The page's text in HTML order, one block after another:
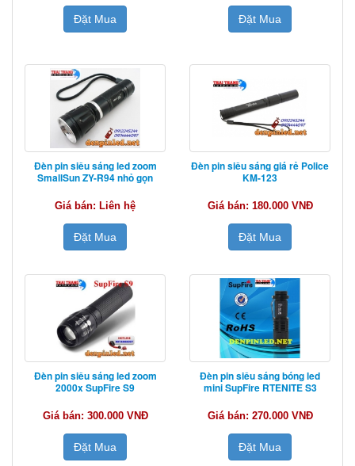
Đặt Mua Đặt Mua
Đèn pin siêu sáng led zoom
SmallSun ZY-R94 nhỏ gọn
Giá bán: Liên hệ
Đặt Mua
Đèn pin siêu sáng giá rẻ Police
KM-123
Giá bán: 180.000 VNĐ
Đặt Mua
Đèn pin siêu sáng led zoom
2000x SupFire S9
Giá bán: 300.000 VNĐ
Đặt Mua
Đèn pin siêu sáng bóng led
mini SupFire RTENITE S3
Giá bán: 270.000 VNĐ
Đặt Mua